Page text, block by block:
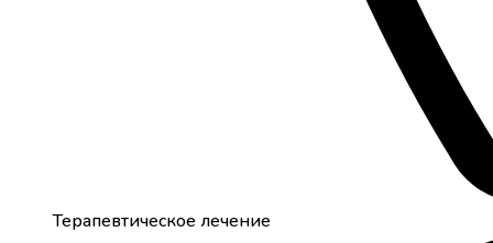
Терапевтическое лечение